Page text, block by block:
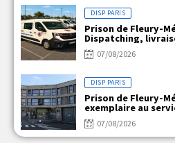
DISP PARIS
Prison de Fleury-
Dispatching,
électriques
07/08/2026
DISP PARIS
Prison de Fleury-
exemplaire au
07/08/2026